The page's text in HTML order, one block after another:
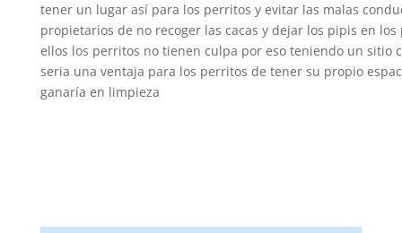
tener un lugar así para los perritos y evitar las malas
propietarios de no recoger las cacas y dejar los pipis en
ellos los perritos no tienen culpa por eso teniendo un sitio
seria una ventaja para los perritos de tener su propio
ganaría en limpieza